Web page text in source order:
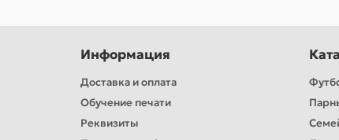
Информация
Доставка и оплата
Обучение печати
Реквизиты